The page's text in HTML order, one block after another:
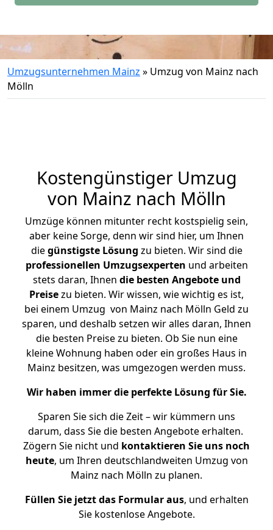
Umzugsunternehmen Mainz » Umzug von Mainz nach
Mölln
Kostengünstiger Umzug
von Mainz nach Mölln
Umzüge können mitunter recht kostspielig sein,
aber keine Sorge, denn wir sind hier, um Ihnen
diegünstigste Lösung zu bieten. Wir sind die
professionellen Umzugsexperten und arbeiten
stets daran, Ihnen die besten Angebote und
Preisezu bieten. Wir wissen, wie wichtig es ist,
bei einem Umzug von Mainz nach Mölln Geld zu
sparen, und deshalb setzen wir alles daran, Ihnen
die besten Preise zu bieten. Ob Sie nun eine
kleine Wohnung haben oder ein großes Haus in
Mainz besitzen, was umgezogen werden muss.
Wir haben immer die perfekte Lösung für Sie.
Sparen Sie sich die Zeit – wir kümmern uns
darum, dass Sie die besten Angebote erhalten.
Zögern Sie nicht und kontaktieren Sie uns noch
heute, um Ihren deutschlandweiten Umzug von
Mainz nach Mölln zu planen.
Füllen Sie jetzt das Formular aus, und erhalten
Sie kostenlose Angebote.